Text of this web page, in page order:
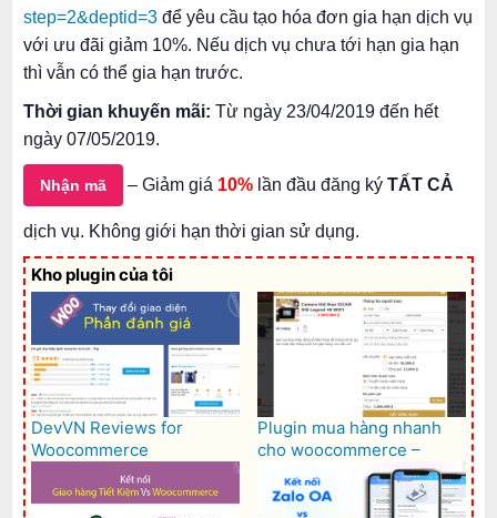
step=2&deptid=3 để yêu cầu tạo hóa đơn gia hạn dịch vụ
với ưu đãi giảm 10%. Nếu dịch vụ chưa tới hạn gia hạn
thì vẫn có thể gia hạn trước.
Thời gian khuyến mãi: Từ ngày 23/04/2019 đến hết
ngày 07/05/2019.
Nhận mã – Giảm giá 10% lần đầu đăng ký TẤT CẢ
dịch vụ. Không giới hạn thời gian sử dụng.
Kho plugin của tôi
DevVN Reviews for
Woocommerce
Plugin mua hàng nhanh
cho woocommerce –
Woocommerce Quick buy